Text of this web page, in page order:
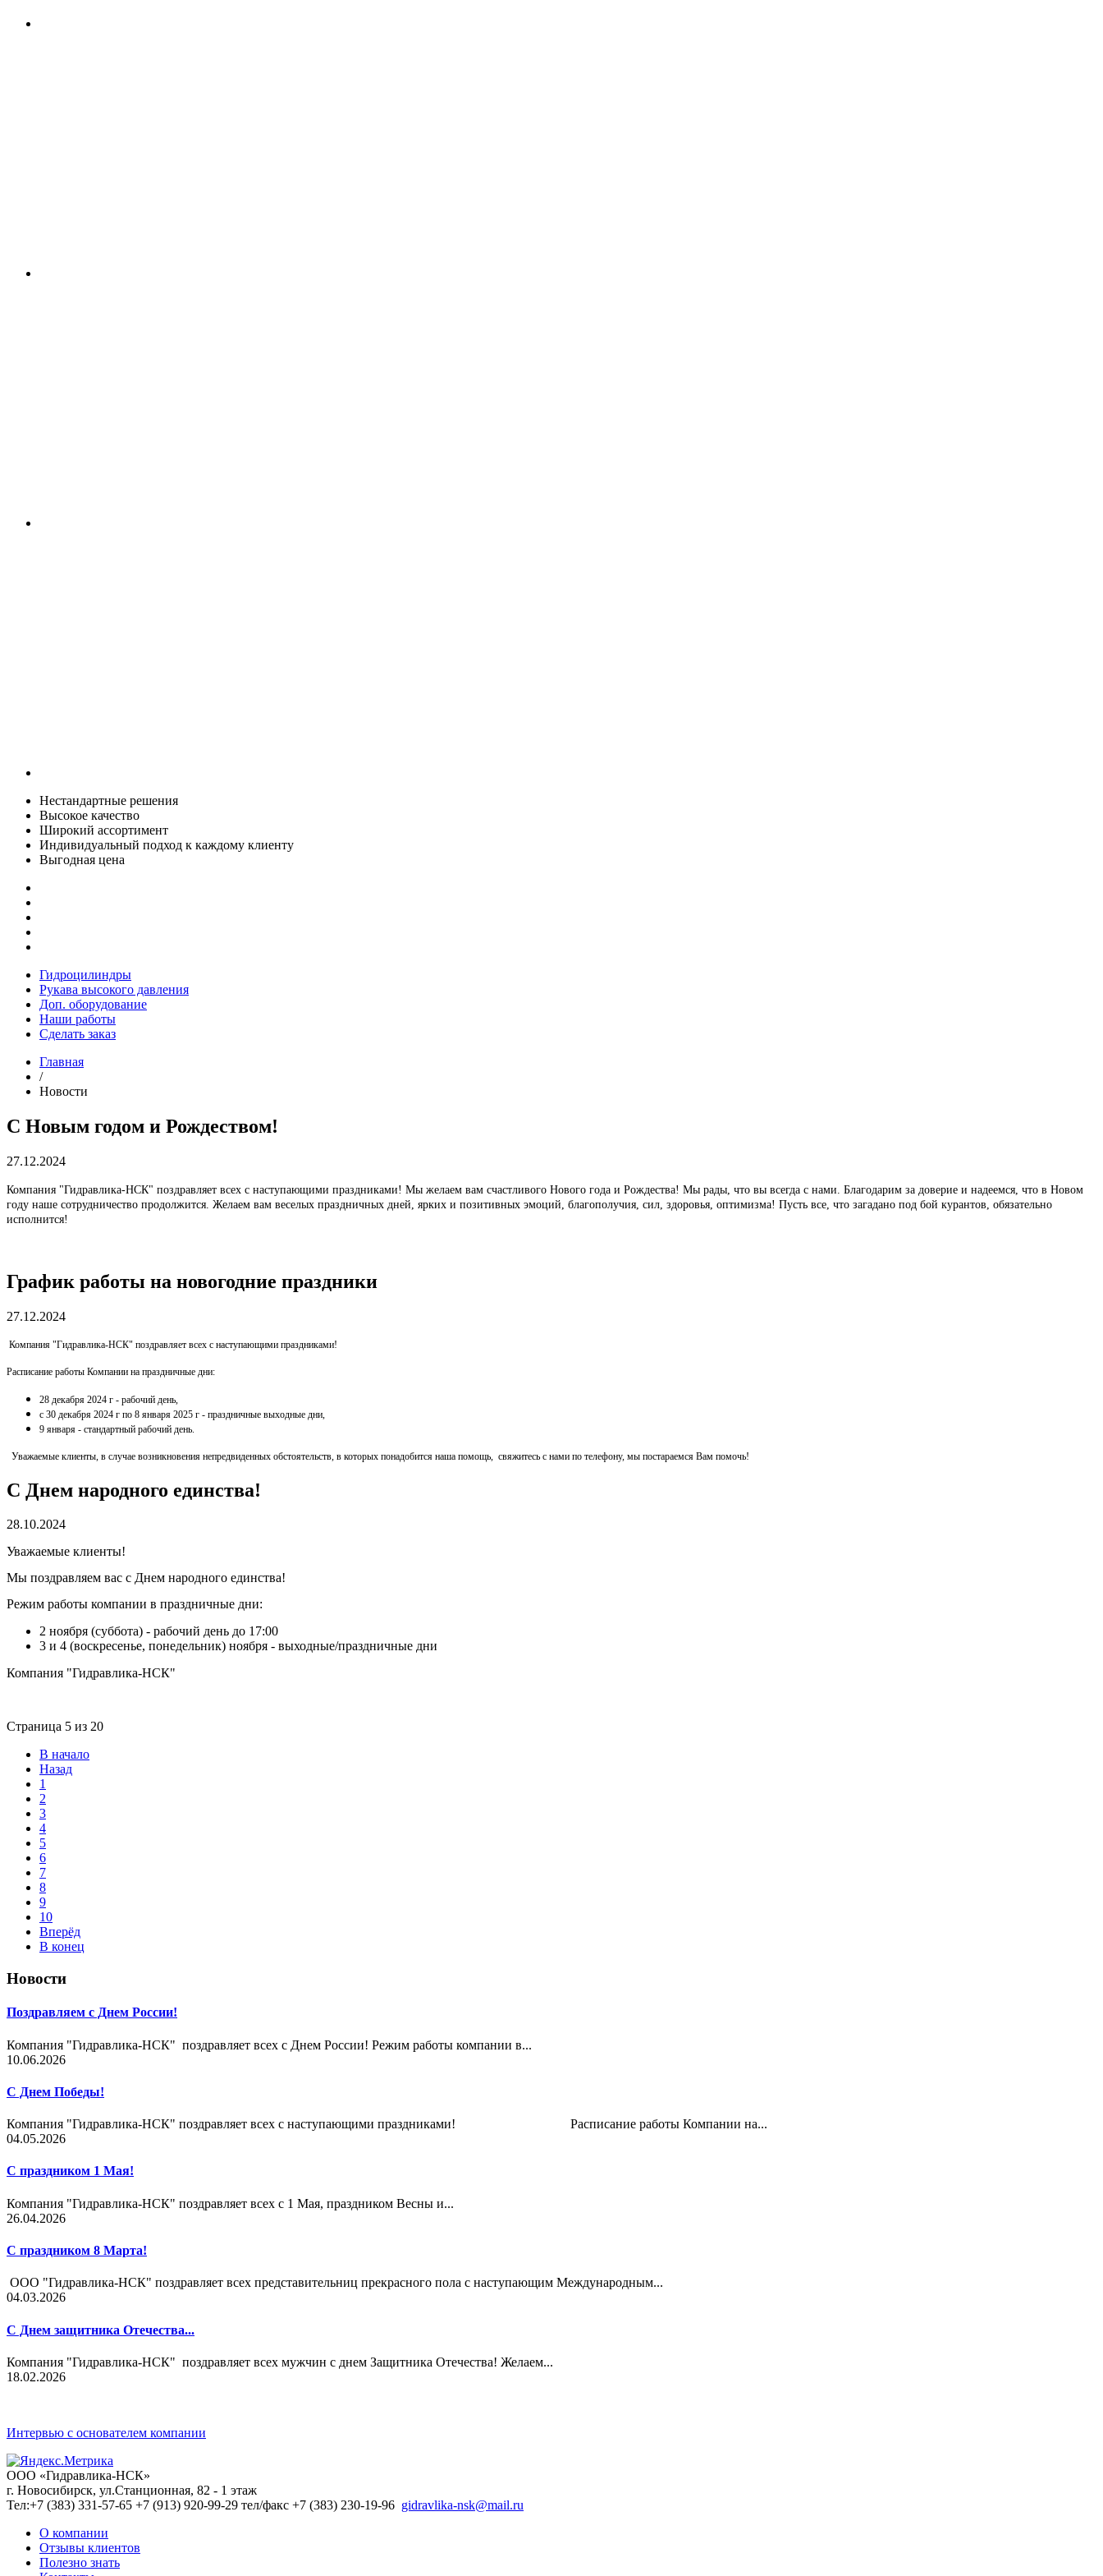
Нестандартные решения
Высокое качество
Широкий ассортимент
Индивидуальный подход к каждому клиенту
Выгодная цена
Гидроцилиндры
Рукава высокого давления
Доп. оборудование
Наши работы
Сделать заказ
Главная
/
Новости
С Новым годом и Рождеством!
27.12.2024
Компания "Гидравлика-НСК" поздравляет всех с наступающими праздниками! Мы желаем вам счастливого Нового года и Рождества! Мы рады, что вы всегда с нами. Благодарим за доверие и надеемся, что в Новом
году наше сотрудничество продолжится. Желаем вам веселых праздничных дней, ярких и позитивных эмоций, благополучия, сил, здоровья, оптимизма! Пусть все, что загадано под бой курантов, обязательно
исполнится!
График работы на новогодние праздники
27.12.2024
Компания "Гидравлика-НСК" поздравляет всех с наступающими праздниками!
Расписание работы Компании на праздничные дни:
28 декабря 2024 г - рабочий день,
с 30 декабря 2024 г по 8 января 2025 г - праздничные выходные дни,
9 января - стандартный рабочий день.
Уважаемые клиенты, в случае возникновения непредвиденных обстоятельств, в которых понадобится наша помощь, свяжитесь с нами по телефону, мы постараемся Вам помочь!
С Днем народного единства!
28.10.2024
Уважаемые клиенты!
Мы поздравляем вас с Днем народного единства!
Режим работы компании в праздничные дни:
2 ноября (суббота) - рабочий день до 17:00
3 и 4 (воскресенье, понедельник) ноября - выходные/праздничные дни
Компания "Гидравлика-НСК"
Страница 5 из 20
В начало
Назад
1
2
3
4
5
6
7
8
9
10
Вперёд
В конец
Новости
Поздравляем с Днем России!
Компания "Гидравлика-НСК" поздравляет всех с Днем России! Режим работы компании в...
10.06.2026
С Днем Победы!
Компания "Гидравлика-НСК" поздравляет всех с наступающими праздниками! Расписание работы Компании на...
04.05.2026
С праздником 1 Мая!
Компания "Гидравлика-НСК" поздравляет всех с 1 Мая, праздником Весны и...
26.04.2026
С праздником 8 Марта!
ООО "Гидравлика-НСК" поздравляет всех представительниц прекрасного пола с наступающим Международным...
04.03.2026
C Днем защитника Отечества...
Компания "Гидравлика-НСК" поздравляет всех мужчин с днем Защитника Отечества! Желаем...
18.02.2026
Интервью с основателем компании
ООО «Гидравлика-НСК»
г. Новосибирск, ул.Станционная, 82 - 1 этаж
Тел:+7 (383) 331-57-65 +7 (913) 920-99-29 тел/факс +7 (383) 230-19-96 gidravlika-nsk@mail.ru
О компании
Отзывы клиентов
Полезно знать